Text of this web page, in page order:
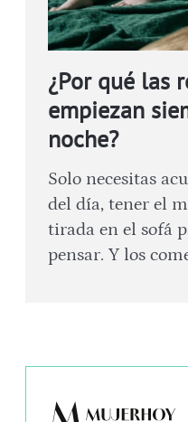
¿Por qué las
empiezan
noche?
Solo necesitas
del día, tener el
tirada en el sofá
pensar. Y los